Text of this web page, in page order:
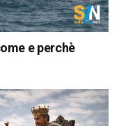
e perchè